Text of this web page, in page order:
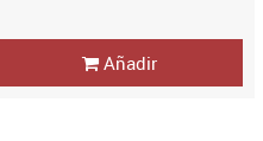
Añadir